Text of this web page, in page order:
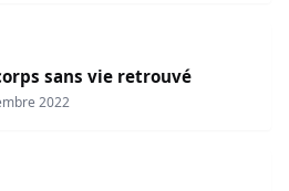
sans vie retrouvé
2022